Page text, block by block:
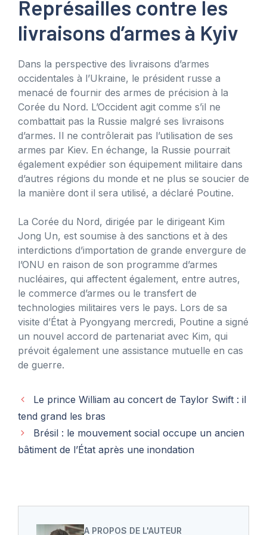
Représailles contre les
livraisons d’armes à Kyiv
Dans la perspective des livraisons d’armes
occidentales à l’Ukraine, le président russe a
menacé de fournir des armes de précision à la
Corée du Nord. L’Occident agit comme s’il ne
combattait pas la Russie malgré ses livraisons
d’armes. Il ne contrôlerait pas l’utilisation de ses
armes par Kiev. En échange, la Russie pourrait
également expédier son équipement militaire dans
d’autres régions du monde et ne plus se soucier de
la manière dont il sera utilisé, a déclaré Poutine.
La Corée du Nord, dirigée par le dirigeant Kim
Jong Un, est soumise à des sanctions et à des
interdictions d’importation de grande envergure de
l’ONU en raison de son programme d’armes
nucléaires, qui affectent également, entre autres,
le commerce d’armes ou le transfert de
technologies militaires vers le pays. Lors de sa
visite d’État à Pyongyang mercredi, Poutine a signé
un nouvel accord de partenariat avec Kim, qui
prévoit également une assistance mutuelle en cas
de guerre.
Le prince William au concert de Taylor Swift : il
tend grand les bras
Brésil : le mouvement social occupe un ancien
bâtiment de l’État après une inondation
A PROPOS DE L'AUTEUR